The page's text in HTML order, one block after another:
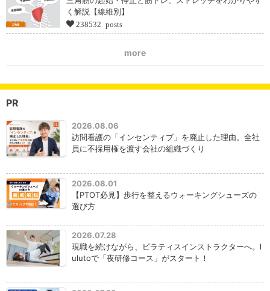
く解説【線維別】
238532 posts
more
PR
2026.08.06
訪問看護の「インセンティブ」を廃止した理由。全社
員に不採用権を渡す会社の組織づくり
2026.08.01
【PTOT必見】歩行を整えるウォーキングシューズの
選び方
2026.07.28
現職を続けながら、ピラティスインストラクターへ。l
ulutoで「夜研修コース」がスタート！